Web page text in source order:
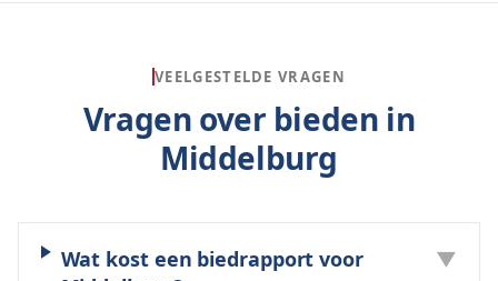
VEELGESTELDE VRAGEN
Vragen over bieden in
Middelburg
Wat kost een biedrapport voor
▼